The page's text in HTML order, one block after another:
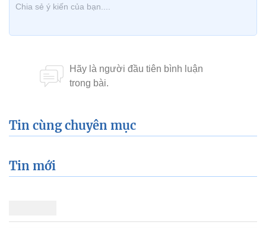
Tin cùng chuyên mục
Tin mới